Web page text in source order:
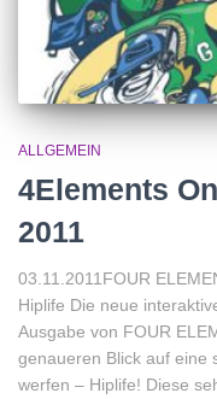
ALLGEMEIN
4Elements
2011
03.11.2011FOUR
Hiplife Die neue
Ausgabe von FOUR
genaueren Blick auf eine
werfen – Hiplife! Diese